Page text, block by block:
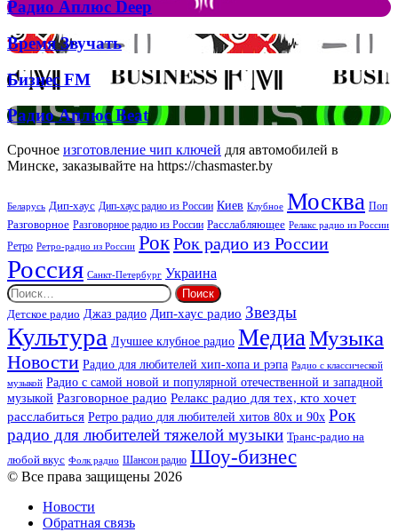
Джона
та
Брітні
Спірс
Радио
Аплюс
Deep
Радио Аплюс Deep
Время
Звучать
Время Звучать
Бизнес
Бизнес FM
Радио
Аплюс
Beat
Радио Аплюс Beat
Срочное изготовление чип ключей для автомобилей в
Минске, заказывайте на https://chasmaster.by
Беларусь Дип-хаус Дип-хаус радио из России Киев Клубное Москва Поп
Разговорное Разговорное радио из России Расслабляющее Релакс радио из России
Ретро Ретро-радио из России РокРок радио из России
Россия Санкт-Петербург Украина
Найти:
Детское радио Джаз радио Дип-хаус радио Звезды
Культура Лучшее клубное радио МедиаМузыка
Новости Радио для любителей хип-хопа и рэпа Радио с классической
музыкой Радио с самой новой и популярной отечественной и западной
музыкой Разговорное радио Релакс радио для тех, кто хочет
расслабиться Ретро радио для любителей хитов 80х и 90х Рок
радио для любителей тяжелой музыки Транс-радио на
любой вкус Фолк радио Шансон радио Шоу-бизнес
© Все права защищены 2026
Новости
Обратная связь